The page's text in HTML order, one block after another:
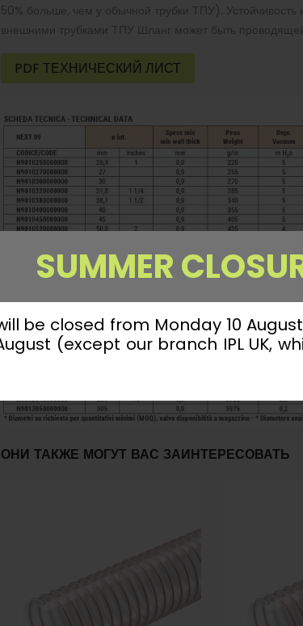
SUMMER
be closed from Monday 10
(except our branch IPL UK,
50% больше, чем у обычной трубки ТПУ).
внешними трубками ТПУ Шланг может быть
PDF ТЕХНИЧЕСКИЙ ЛИСТ
ОНИ ТАКЖЕ МОГУТ ВАС ЗАИНТЕРЕСОВАТЬ